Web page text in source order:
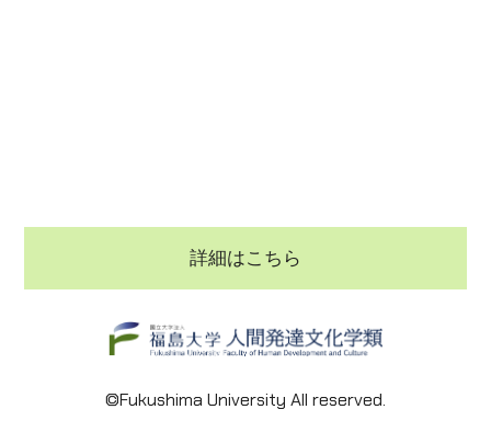
詳細はこちら
©Fukushima University All reserved.